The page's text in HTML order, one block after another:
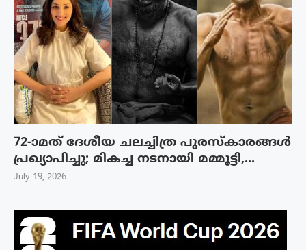
72-ാമത് ദേശീയ ചലച്ചിത്ര പുരസ്‌കാരങ്ങള്‍
പ്രഖ്യാപിച്ചു; മികച്ച നടനായി മമ്മൂട്ടി,...
July 19, 2026